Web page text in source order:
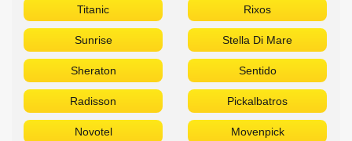
Titanic Rixos
Sunrise Stella Di Mare
Sheraton Sentido
Radisson Pickalbatros
Novotel Movenpick